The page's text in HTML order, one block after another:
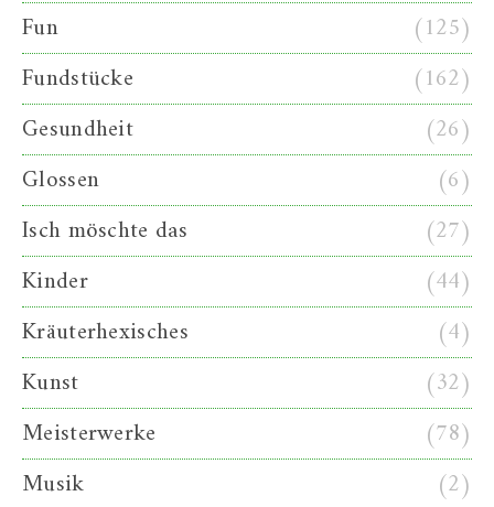
Fun
(125)
Fundstücke
(162)
Gesundheit
(26)
Glossen
(6)
Isch möschte das
(27)
Kinder
(44)
Kräuterhexisches
(4)
Kunst
(32)
Meisterwerke
(78)
Musik
(2)